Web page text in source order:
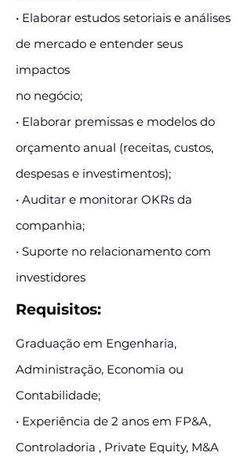
• Elaborar estudos setoriais e análises
de mercado e entender seus
impactos
no negócio;
• Elaborar premissas e modelos do
orçamento anual (receitas, custos,
despesas e investimentos);
• Auditar e monitorar OKRs da
companhia;
• Suporte no relacionamento com
investidores
Requisitos:
Graduação em Engenharia,
Administração, Economia ou
Contabilidade;
• Experiência de 2 anos em FP&A,
Controladoria , Private Equity, M&A